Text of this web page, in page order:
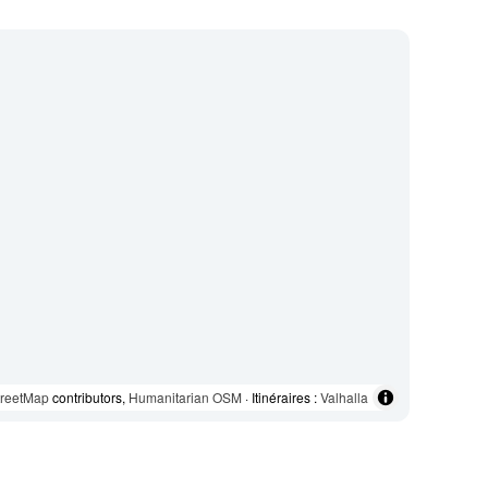
contributors, Humanitarian OSM · Itinéraires :Valhalla